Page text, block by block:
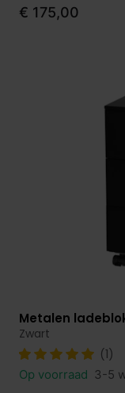
€ 175,00
Bekijk product
Metalen
Zwart
(1)
Op voorraad 3-5